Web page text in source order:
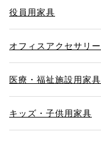
役員用家具
オフィスアクセサリー
医療・福祉施設用家具
キッズ・子供用家具